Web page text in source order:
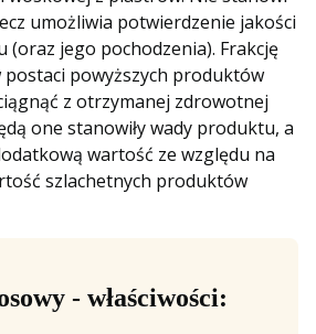
umożliwia potwierdzenie jakości
(oraz jego pochodzenia). Frakcję
powyższych produktów
z otrzymanej zdrowotnej
one stanowiły wady produktu, a
wartość ze względu na
szlachetnych produktów
- właściwości: